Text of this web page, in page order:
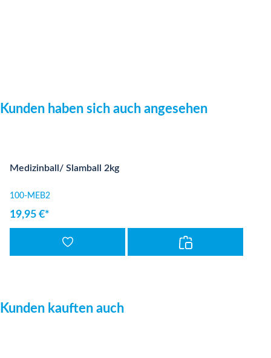
Produktgalerie überspringen
Kunden haben sich auch angesehen
Medizinball/ Slamball 2kg
100-MEB2
19,95 €*
Produktgalerie überspringen
Kunden kauften auch